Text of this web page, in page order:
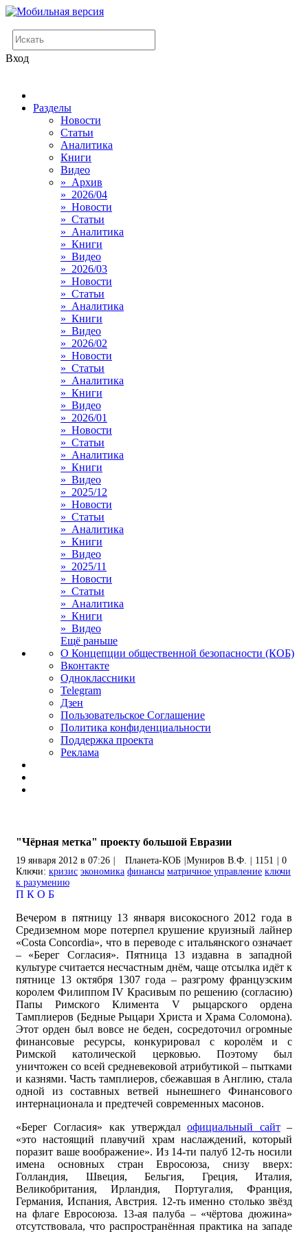
Вход
Разделы
Новости
Статьи
Аналитика
Книги
Видео
» Архив
» 2026/04
» Новости
» Статьи
» Аналитика
» Книги
» Видео
» 2026/03
» Новости
» Статьи
» Аналитика
» Книги
» Видео
» 2026/02
» Новости
» Статьи
» Аналитика
» Книги
» Видео
» 2026/01
» Новости
» Статьи
» Аналитика
» Книги
» Видео
» 2025/12
» Новости
» Статьи
» Аналитика
» Книги
» Видео
» 2025/11
» Новости
» Статьи
» Аналитика
» Книги
» Видео
Ещё раньше
О Концепции общественной безопасности (КОБ)
Вконтакте
Одноклассники
Telegram
Дзен
Пользовательское Соглашение
Политика конфиденциальности
Поддержка проекта
Реклама
"Чёрная метка" проекту большой Евразии
19 января 2012 в 07:26 Планета-КОБ Муниров В.Ф. 1151
0
Ключи: кризис экономика финансы матричное управление ключи
к разумению
П К О Б
Вечером в пятницу 13 января високосного 2012 года в
Средиземном море потерпел крушение круизный лайнер
«Costa Concordia», что в переводе с итальянского означает
– «Берег Согласия». Пятница 13 издавна в западной
культуре считается несчастным днём, чаще отсылка идёт к
пятнице 13 октября 1307 года – разгрому французским
королем Филиппом IV Красивым по решению (согласию)
Папы Римского Климента V рыцарского ордена
Тамплиеров (Бедные Рыцари Христа и Храма Соломона).
Этот орден был вовсе не беден, сосредоточил огромные
финансовые ресурсы, конкурировал с королём и с
Римской католической церковью. Поэтому был
уничтожен со всей средневековой атрибутикой – пытками
и казнями. Часть тамплиеров, сбежавшая в Англию, стала
одной из составных ветвей нынешнего Финансового
интернационала и предтечей современных масонов.
«Берег Согласия» как утверждалофициальный сайт–
«это настоящий плавучий храм наслаждений, который
поразит ваше воображение». Из 14-ти палуб 12-ть носили
имена основных стран Евросоюза, снизу вверх:
Голландия, Швеция, Бельгия, Греция, Италия,
Великобритания, Ирландия, Португалия, Франция,
Германия, Испания, Австрия. 12-ть именно столько звёзд
на флаге Евросоюза. 13-ая палуба – «чёртова дюжина»
отсутствовала, что распространённая практика на западе